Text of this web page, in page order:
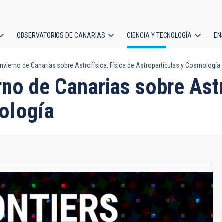
OBSERVATORIOS DE CANARIAS CIENCIA Y TECNOLOGÍA
de Canarias sobre Astrofísica: Física de Astropartículas y Cosmología
de Canarias sobre